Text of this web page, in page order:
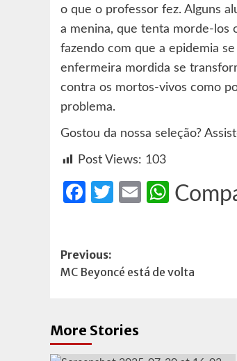
o que o professor fez. Alguns
a menina, que tenta morde-los
fazendo com que a epidemia
enfermeira mordida se
contra os mortos-vivos como
problema.
Gostou da nossa seleção?
Post Views: 103
Facebook
Twitter
Email
Post
navigation
Previous:
MC Beyoncé está de volta
More Stories